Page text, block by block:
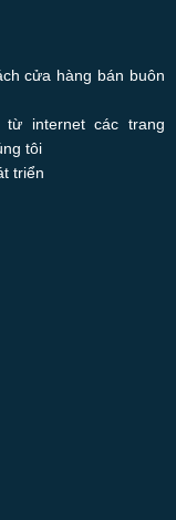
cửa hàng bán buôn
internet các trang
tôi
triển